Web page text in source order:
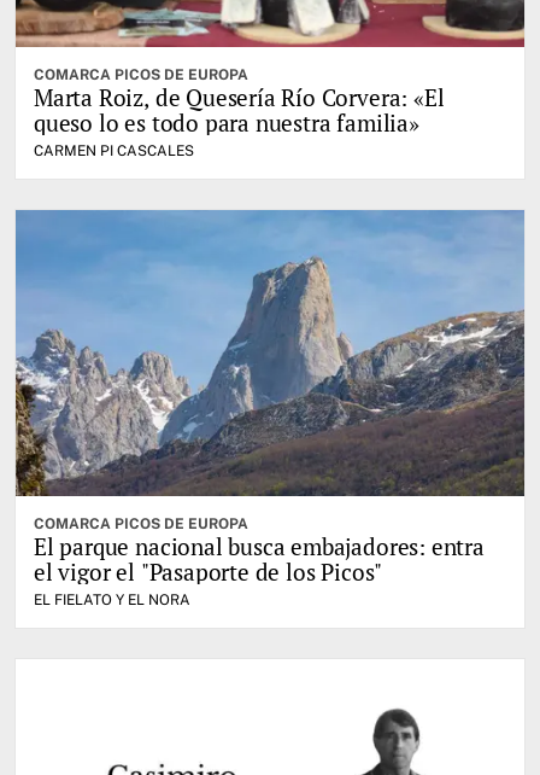
COMARCA PICOS DE EUROPA
Marta Roiz, de Quesería Río Corvera: «El
queso lo es todo para nuestra familia»
CARMEN PI CASCALES
COMARCA PICOS DE EUROPA
El parque nacional busca embajadores: entra
el vigor el "Pasaporte de los Picos"
EL FIELATO Y EL NORA